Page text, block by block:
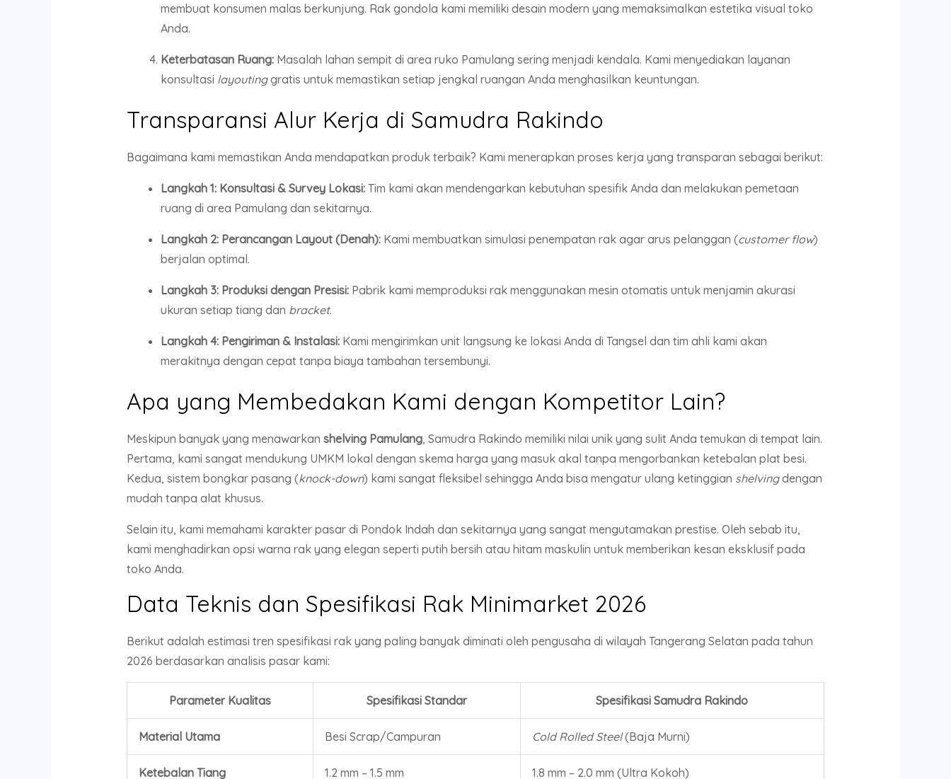
membuat konsumen malas berkunjung. Rak gondola kami memiliki desain modern yang memaksimalkan estetika visual toko
Anda.
Keterbatasan Ruang:Masalah lahan sempit di area ruko Pamulang sering menjadi kendala. Kami menyediakan layanan
konsultasi layoutinggratis untuk memastikan setiap jengkal ruangan Anda menghasilkan keuntungan.
Transparansi Alur Kerja di Samudra Rakindo
Bagaimana kami memastikan Anda mendapatkan produk terbaik? Kami menerapkan proses kerja yang transparan sebagai berikut:
Langkah 1: Konsultasi & Survey Lokasi:Tim kami akan mendengarkan kebutuhan spesifik Anda dan melakukan pemetaan
ruang di area Pamulang dan sekitarnya.
Langkah 2: Perancangan Layout (Denah):Kami membuatkan simulasi penempatan rak agar arus pelanggan (customer flow)
berjalan optimal.
Langkah 3: Produksi dengan Presisi:Pabrik kami memproduksi rak menggunakan mesin otomatis untuk menjamin akurasi
ukuran setiap tiang dan bracket.
Langkah 4: Pengiriman & Instalasi:Kami mengirimkan unit langsung ke lokasi Anda di Tangsel dan tim ahli kami akan
merakitnya dengan cepat tanpa biaya tambahan tersembunyi.
Apa yang Membedakan Kami dengan Kompetitor Lain?
Meskipun banyak yang menawarkan shelving Pamulang, Samudra Rakindo memiliki nilai unik yang sulit Anda temukan di tempat lain.
Pertama, kami sangat mendukung UMKM lokal dengan skema harga yang masuk akal tanpa mengorbankan ketebalan plat besi.
Kedua, sistem bongkar pasang (knock-down) kami sangat fleksibel sehingga Anda bisa mengatur ulang ketinggian shelvingdengan
mudah tanpa alat khusus.
Selain itu, kami memahami karakter pasar di Pondok Indah dan sekitarnya yang sangat mengutamakan prestise. Oleh sebab itu,
kami menghadirkan opsi warna rak yang elegan seperti putih bersih atau hitam maskulin untuk memberikan kesan eksklusif pada
toko Anda.
Data Teknis dan Spesifikasi Rak Minimarket 2026
Berikut adalah estimasi tren spesifikasi rak yang paling banyak diminati oleh pengusaha di wilayah Tangerang Selatan pada tahun
2026 berdasarkan analisis pasar kami:
Parameter Kualitas Spesifikasi Standar Spesifikasi Samudra Rakindo
Material Utama Besi Scrap/Campuran Cold Rolled Steel(Baja Murni)
Ketebalan Tiang 1.2 mm – 1.5 mm 1.8 mm – 2.0 mm (Ultra Kokoh)